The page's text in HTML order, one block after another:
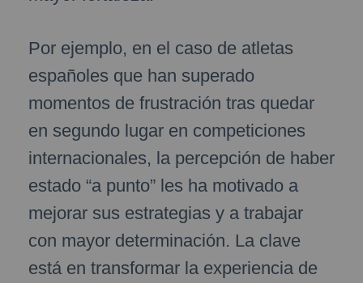
Por ejemplo, en el caso de atletas
españoles que han superado
momentos de frustración tras quedar
en segundo lugar en competiciones
internacionales, la percepción de haber
estado “a punto” les ha motivado a
mejorar sus estrategias y a trabajar
con mayor determinación. La clave
está en transformar la experiencia de